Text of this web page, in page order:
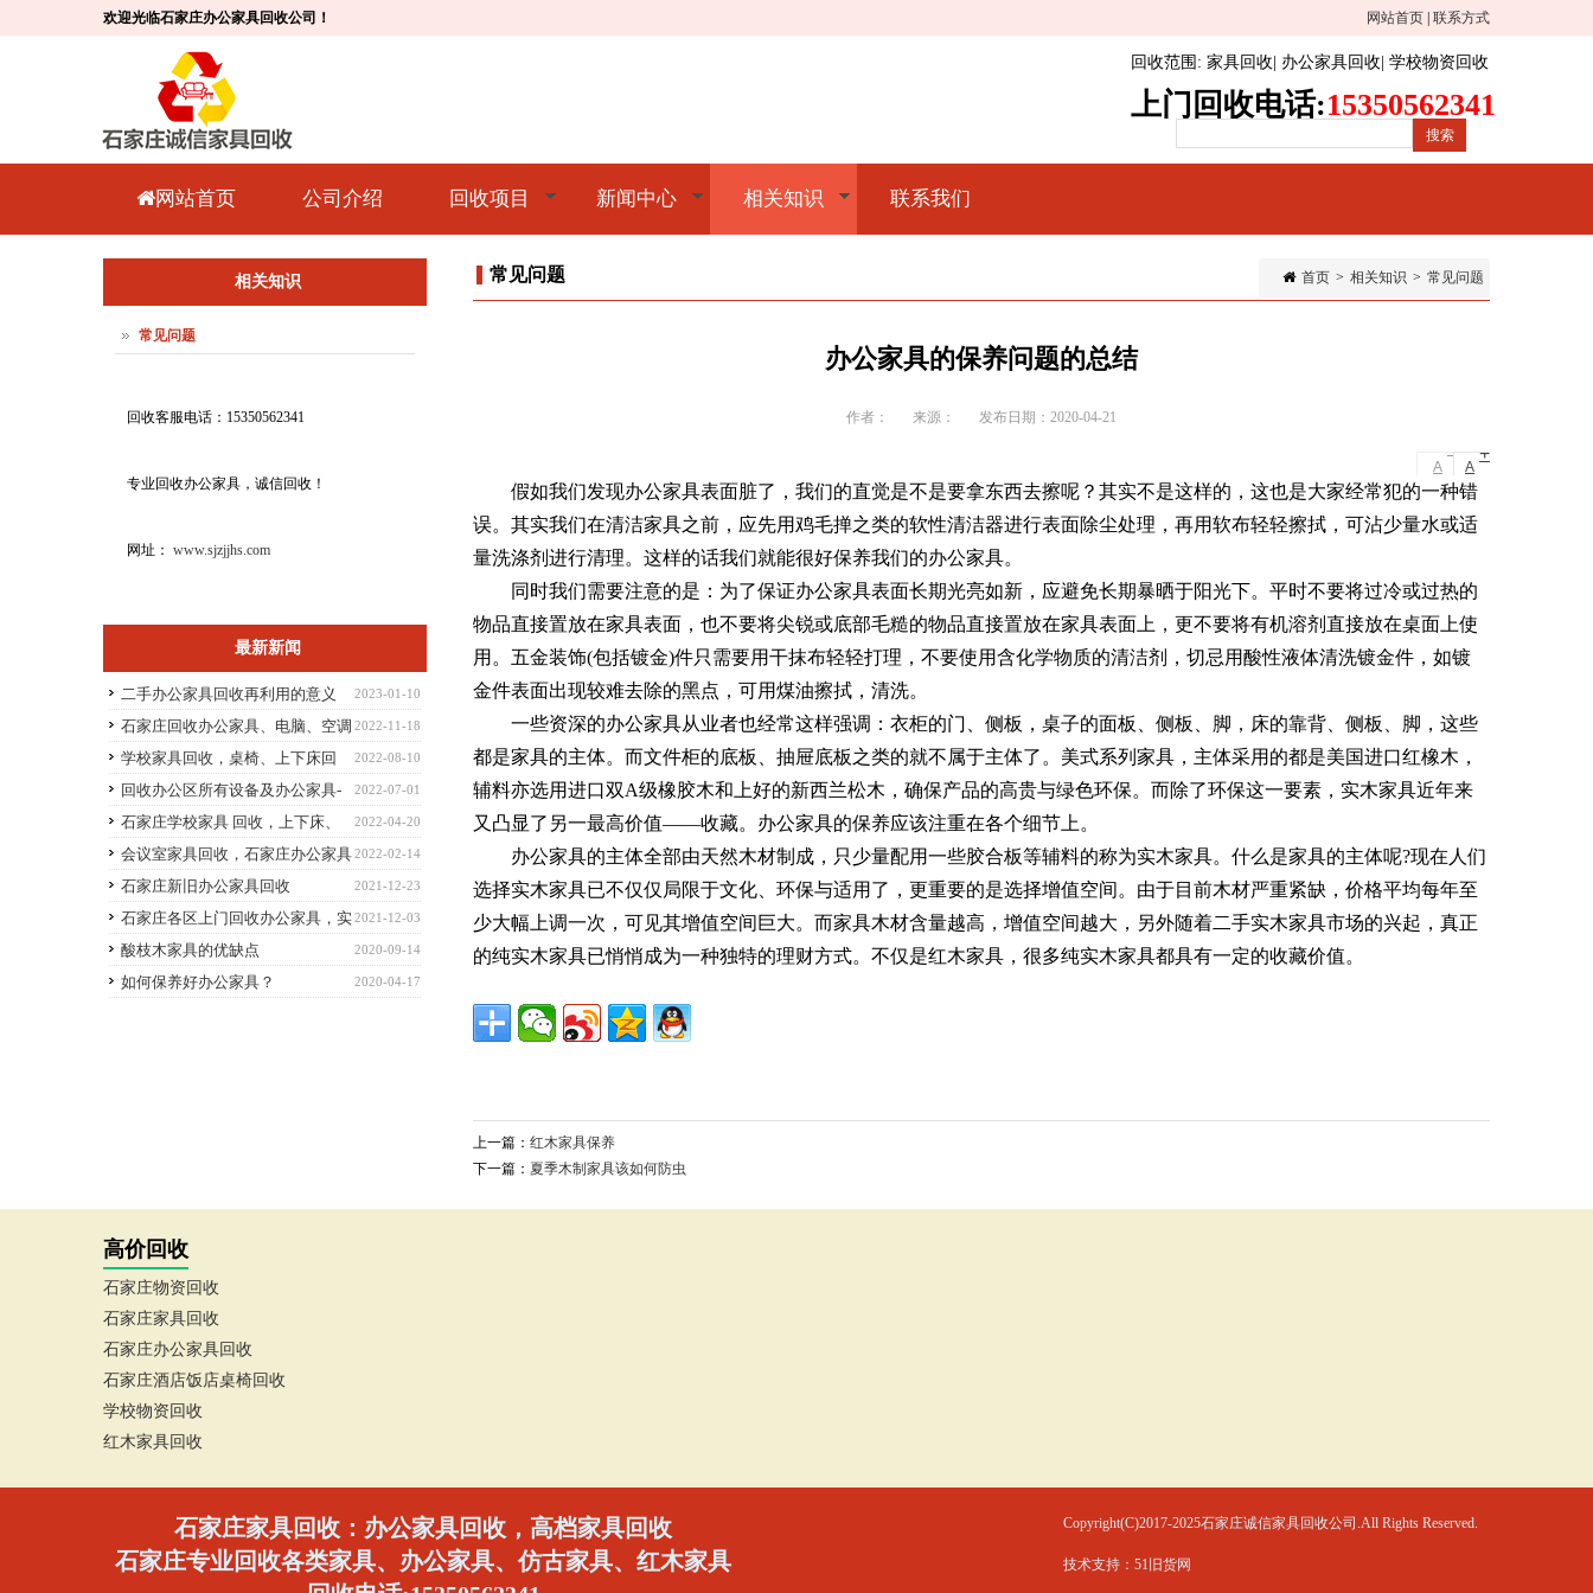
欢迎光临石家庄办公家具回收公司！ 网站首页 联系方式
回收范围 : 家具回收 办公家具回收 学校物资回收
上门回收电话:15350562341
网站首页 公司介绍 回收项目 新闻中心 相关知识 联系我们
首页 > 相关知识 > 常见问题
常见问题
办公家具的保养问题的总结
作者： 来源： 发布日期：2020-04-21
A A
+
假如我们发现办公家具表面脏了，我们的直觉是不是要拿东西去擦呢？其实不是这样的，这也是大家经常犯的一种错
误。其实我们在清洁家具之前，应先用鸡毛掸之类的软性清洁器进行表面除尘处理，再用软布轻轻擦拭，可沾少量水或适
量洗涤剂进行清理。这样的话我们就能很好保养我们的办公家具。
同时我们需要注意的是：为了保证办公家具表面长期光亮如新，应避免长期暴晒于阳光下。平时不要将过冷或过热的
物品直接置放在家具表面，也不要将尖锐或底部毛糙的物品直接置放在家具表面上，更不要将有机溶剂直接放在桌面上使
用。五金装饰(包括镀金)件只需要用干抹布轻轻打理，不要使用含化学物质的清洁剂，切忌用酸性液体清洗镀金件，如镀
金件表面出现较难去除的黑点，可用煤油擦拭，清洗。
一些资深的办公家具从业者也经常这样强调：衣柜的门、侧板，桌子的面板、侧板、脚，床的靠背、侧板、脚，这些
都是家具的主体。而文件柜的底板、抽屉底板之类的就不属于主体了。美式系列家具，主体采用的都是美国进口红橡木，
辅料亦选用进口双A级橡胶木和上好的新西兰松木，确保产品的高贵与绿色环保。而除了环保这一要素，实木家具近年来
又凸显了另一最高价值——收藏。办公家具的保养应该注重在各个细节上。
办公家具的主体全部由天然木材制成，只少量配用一些胶合板等辅料的称为实木家具。什么是家具的主体呢?现在人们
选择实木家具已不仅仅局限于文化、环保与适用了，更重要的是选择增值空间。由于目前木材严重紧缺，价格平均每年至
少大幅上调一次，可见其增值空间巨大。而家具木材含量越高，增值空间越大，另外随着二手实木家具市场的兴起，真正
的纯实木家具已悄悄成为一种独特的理财方式。不仅是红木家具，很多纯实木家具都具有一定的收藏价值。
上一篇：红木家具保养
下一篇：夏季木制家具该如何防虫
相关知识
常见问题
回收客服电话：15350562341
专业回收办公家具，诚信回收！
网址： www.sjzjjhs.com
最新新闻
2023-01-10
二手办公家具回收再利用的意义
2022-11-18
石家庄回收办公家具、电脑、空调
2022-08-10
学校家具回收，桌椅、上下床回
收，电脑空调回收
2022-07-01
回收办公区所有设备及办公家具-
石家庄及周边地区服务
2022-04-20
石家庄学校家具 回收，上下床、
学生桌椅、空调电脑回收
2022-02-14
会议室家具回收，石家庄办公家具
回收
2021-12-23
石家庄新旧办公家具回收
2021-12-03
石家庄各区上门回收办公家具，实
木家具、板式家具、整体回收
2020-09-14
酸枝木家具的优缺点
2020-04-17
如何保养好办公家具？
高价回收
石家庄物资回收
石家庄家具回收
石家庄办公家具回收
石家庄酒店饭店桌椅回收
学校物资回收
红木家具回收
石家庄家具回收：办公家具回收，高档家具回收
石家庄专业回收各类家具、办公家具、仿古家具、红木家具
Copyright(C)2017-2025石家庄诚信家具回收公司.All Rights Reserved.
技术支持： 51旧货网